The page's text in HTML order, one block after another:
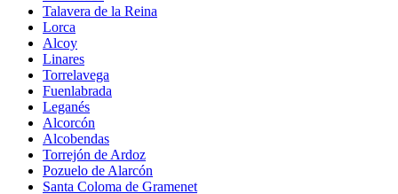
Talavera de la Reina
Lorca
Alcoy
Linares
Torrelavega
Fuenlabrada
Leganés
Alcorcón
Alcobendas
Torrejón de Ardoz
Pozuelo de Alarcón
Santa Coloma de Gramenet